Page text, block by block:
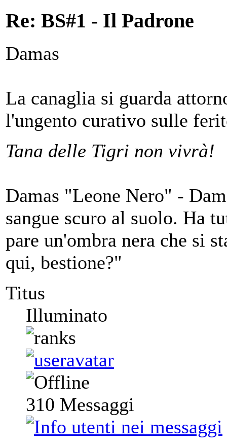
Re: BS#1 - Il Padrone
Damas
La canaglia si guarda
l'ungento curativo sulle
Tana delle Tigri non vivrà!
Damas "Leone Nero" -
sangue scuro al suolo. Ha
pare un'ombra nera che si
qui, bestione?"
Titus
Illuminato
310 Messaggi